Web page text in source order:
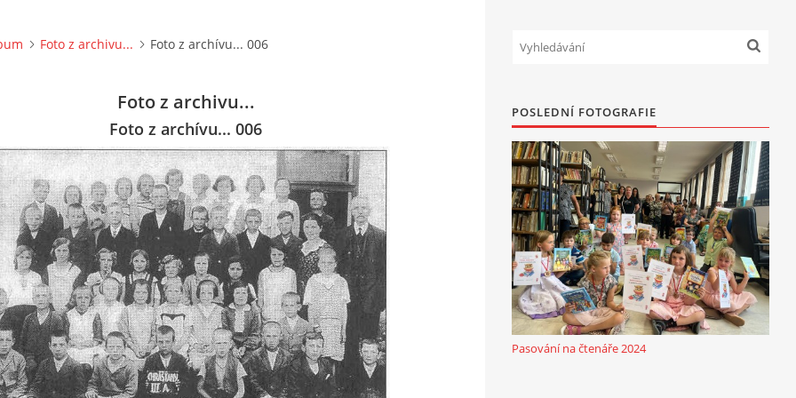
Foto z archivu... Foto z archívu... 006
Foto z archivu...
Foto z archívu... 006
POSLEDNÍ FOTOGRAFIE
Pasování na čtenáře 2024